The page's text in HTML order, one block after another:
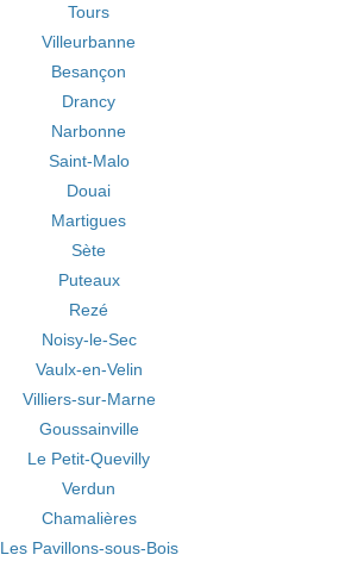
Tours
Villeurbanne
Besançon
Drancy
Narbonne
Saint-Malo
Douai
Martigues
Sète
Puteaux
Rezé
Noisy-le-Sec
Vaulx-en-Velin
Villiers-sur-Marne
Goussainville
Le Petit-Quevilly
Verdun
Chamalières
Les Pavillons-sous-Bois